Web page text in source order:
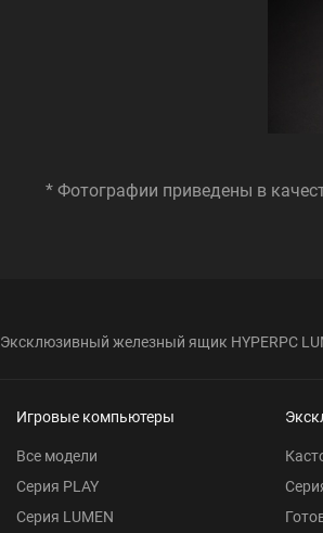
* Фотографии приведены в
Эксклюзивный железный ящик HYPERPC
Игровые компьютеры
Все модели
Серия PLAY
Серия LUMEN